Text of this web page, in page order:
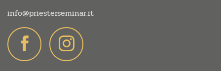
info@priesterseminar.it